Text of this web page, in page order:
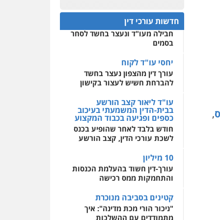
,
פלילי פשיעה חמורה זכויות
אדם
0527448141
חליל ביאדי – משרד
עורכי דין
פלילי דיני תעבורה מעצרים
וחקירות פשיעה חמורה
0509636895
עו"ד איהאב זבידאת
פלילי פשיעה חמורה ארגוני
פשע עבירות המתה
0509930581
עו"ד יפעת שוורץ סיל
פלילי תעבורה
0523379525
מרכז התחלה חדשה
0544500346
חדשות עורכי דין
חפץ חשוד
עצור בתיק ניסיון רצח קיבל
חבילה מעו"ד ונעצר בחשד לסחר
בסמים
יחסי עו"ד לקוח
עורך דין מהצפון נעצר בחשד
להברחת חשיש לעצור בקישון
עו"ד ליאור קצב הורשע
בבית-הדין המשמעתי בעיכוב
כספים ופגיעה בכבוד המקצוע
חודש בלבד לאחר שהופיע בכנס
לשכת עורכי הדין, קצב הורשע
10 מיליון
עורך-דין חשוד בהעלמת הכנסות
והתחמקות ממס רכישה
קטינים בסביבה מנוכרת
"ניכור הורי מכת מדינה": איך
מתמודדים עם ההשלכות